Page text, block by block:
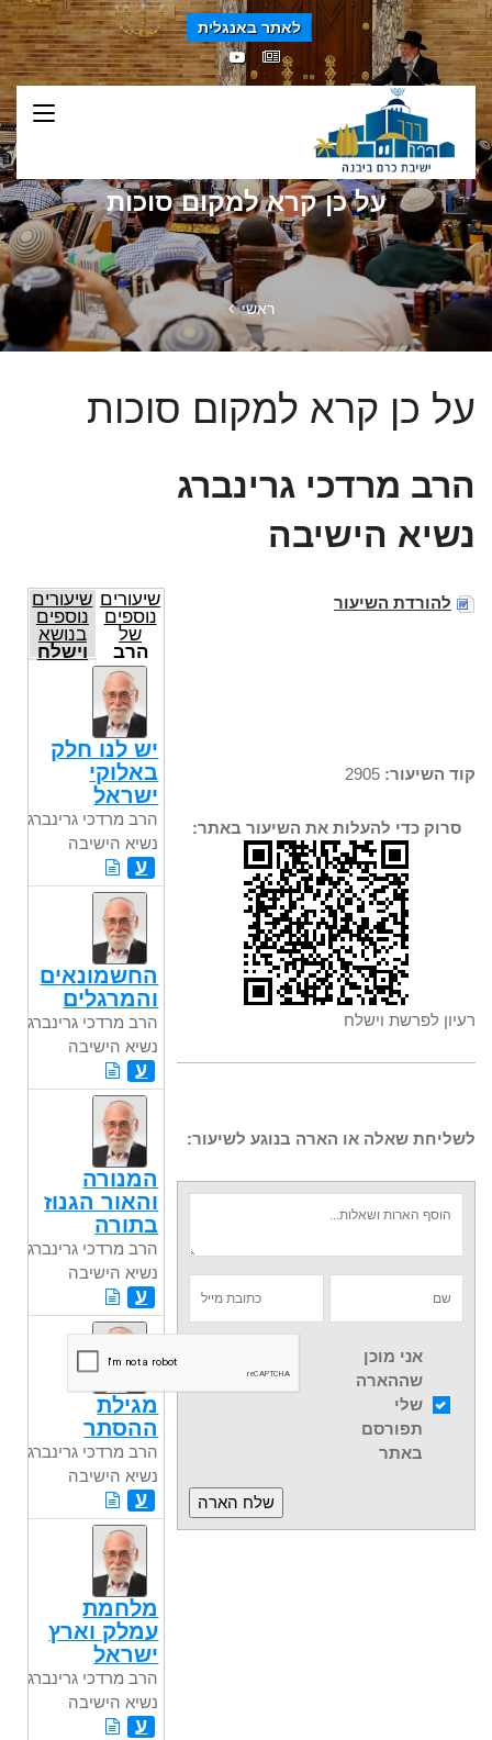
לאתר באנגלית
על כן קרא למקום סוכות
ראשי
על כן קרא למקום סוכות
הרב מרדכי גרינברג
נשיא הישיבה
להורדת השיעור
קוד השיעור:
סרוק כדי להעלות את השיעור באתר:
רעיון לפרשת וישלח
לשליחת שאלה או הארה בנוגע לשיעור:
אני מוכן
שההארה
שלי
תפורסם
באתר
שיעורים
נוספים
של
הרב
מרדכי
גרינברג
נשיא
הישיבה
שיעורים
נוספים
בנושא
וישלח
יש לנו חלק
באלוקי
ישראל
הרב מרדכי גרינברג
נשיא הישיבה
ע
החשמונאים
והמרגלים
הרב מרדכי גרינברג
נשיא הישיבה
ע
המנורה
והאור הגנוז
בתורה
הרב מרדכי גרינברג
נשיא הישיבה
ע
מגילת
ההסתר
הרב מרדכי גרינברג
נשיא הישיבה
ע
מלחמת
עמלק וארץ
ישראל
הרב מרדכי גרינברג
נשיא הישיבה
ע